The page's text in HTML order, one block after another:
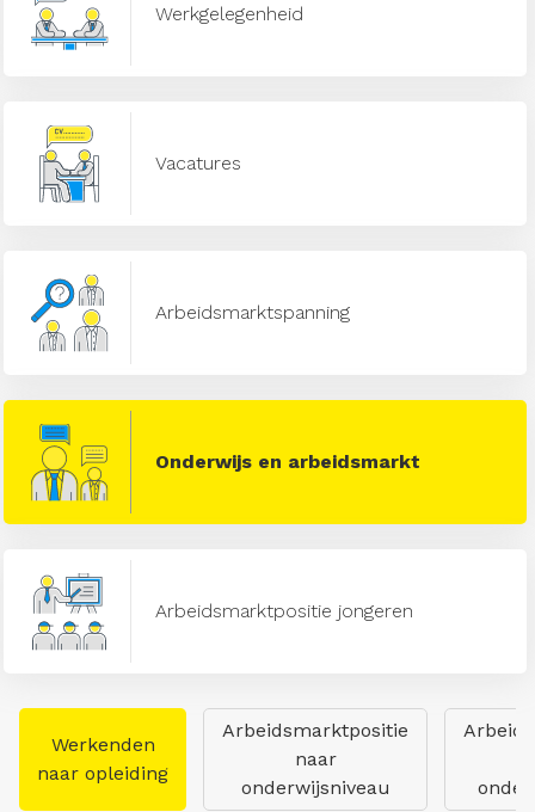
Werkgelegenheid
Vacatures
Arbeidsmarktspanning
Onderwijs en arbeidsmarkt
Arbeidsmarktpositie jongeren
Werkenden
naar opleiding
Arbeidsmarktpositie
naar
onderwijsniveau